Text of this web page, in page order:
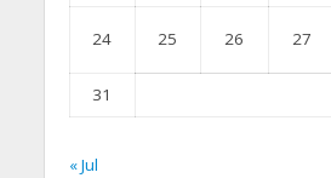
24 25 26 27
31
« Jul